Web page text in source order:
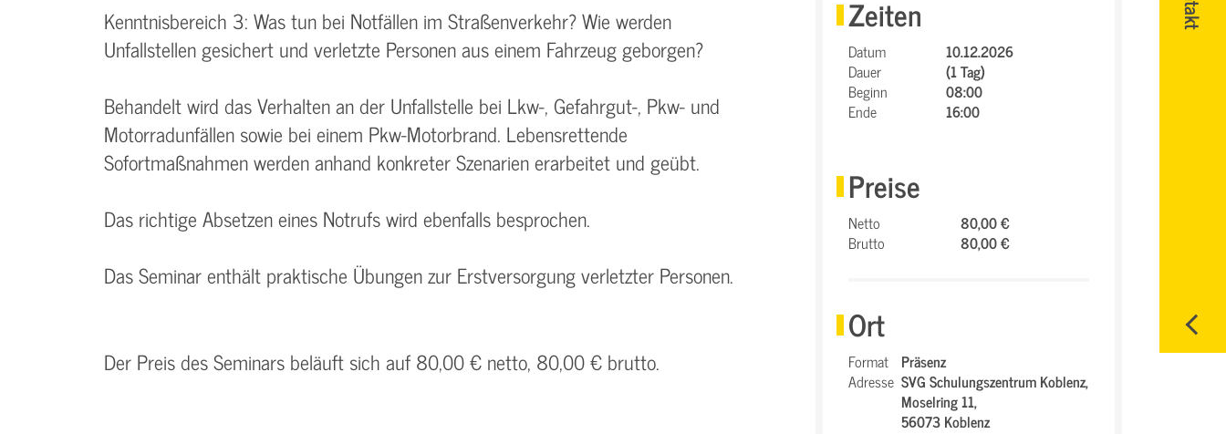
Kenntnisbereich 3: Was tun bei Notfällen im Straßenverkehr? Wie werden
Unfallstellen gesichert und verletzte Personen aus einem Fahrzeug geborgen?
Behandelt wird das Verhalten an der Unfallstelle bei Lkw-, Gefahrgut-, Pkw- und
Motorradunfällen sowie bei einem Pkw-Motorbrand. Lebensrettende
Sofortmaßnahmen werden anhand konkreter Szenarien erarbeitet und geübt.
Das richtige Absetzen eines Notrufs wird ebenfalls besprochen.
Das Seminar enthält praktische Übungen zur Erstversorgung verletzter Personen.
Der Preis des Seminars beläuft sich auf 80,00 € netto, 80,00 € brutto.
Zeiten
Datum
10.12.2026
Dauer
(1 Tag)
Beginn
08:00
Ende
16:00
Preise
Netto
80,00 €
Brutto
80,00 €
Ort
Format Präsenz
Adresse SVG Schulungszentrum Koblenz,
Moselring 11,
56073 Koblenz